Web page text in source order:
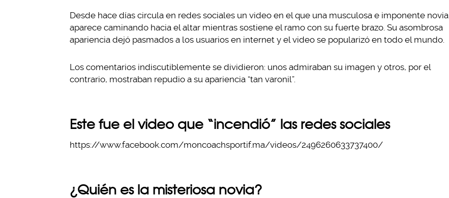
Desde hace días circula en redes sociales un video en el que una musculosa e imponente novia
aparece caminando hacia el altar mientras sostiene el ramo con su fuerte brazo. Su asombrosa
apariencia dejó pasmados a los usuarios en internet y el video se popularizó en todo el mundo.
Los comentarios indiscutiblemente se dividieron: unos admiraban su imagen y otros, por el
contrario, mostraban repudio a su apariencia “tan varonil”.
Este fue el video que “incendió” las redes sociales
https://www.facebook.com/moncoachsportif.ma/videos/2496260633737400/
¿Quién es la misteriosa novia?